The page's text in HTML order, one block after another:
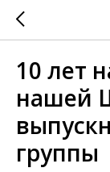
10 лет
нашей
группы